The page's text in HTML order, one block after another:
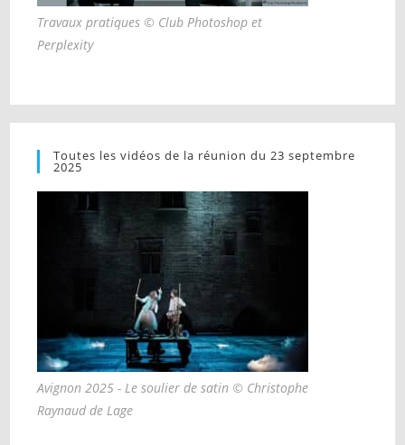
Travaux pratiques © Club Photoshop et
Perplexity
Toutes les vidéos de la réunion du 23 septembre
2025
Avignon 2025 - Le soulier de satin © Christophe
Raynaud de Lage